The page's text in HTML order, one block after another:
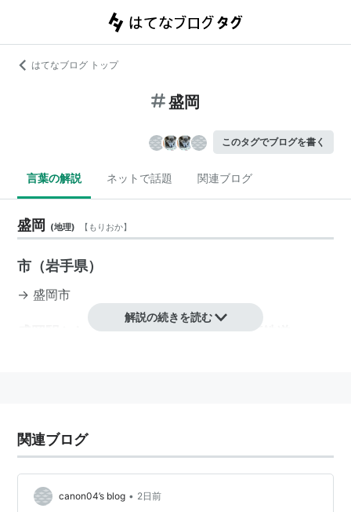
はてなブログ トップ
盛岡
このタグでブログを書く
言葉の解説 ネットで話題 関連ブログ
盛岡 (地理) 【 もりおか】
市（岩手県）
→ 盛岡市
盛岡駅として JR東日本 IGRいわて銀河鉄道
解説の続きを読む
関連ブログ
canon04’s blog • 2日前